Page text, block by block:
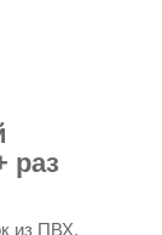
раз
из ПВХ,